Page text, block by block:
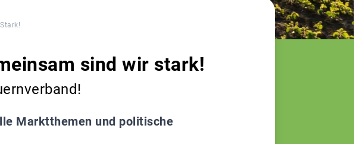
sind wir stark!
Marktthemen und politische